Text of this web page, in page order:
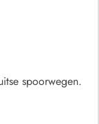
spoorwegen.